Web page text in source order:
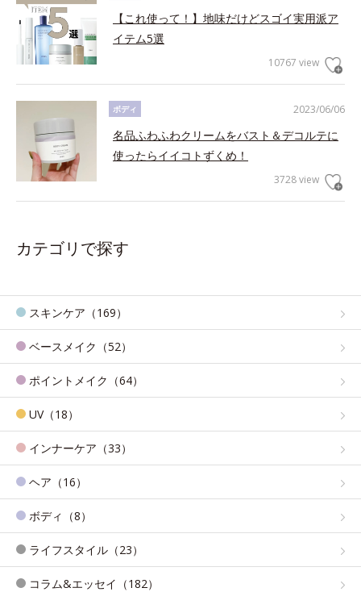
【これ使って！】地味だけどスゴイ実用派ア
イテム5選
10767 view
2023/06/06
ボディ
名品ふわふわクリームをバスト＆デコルテに
使ったらイイコトずくめ！
3728 view
カテゴリで探す
スキンケア（169）
ベースメイク（52）
ポイントメイク（64）
UV（18）
インナーケア（33）
ヘア（16）
ボディ（8）
ライフスタイル（23）
コラム&エッセイ（182）